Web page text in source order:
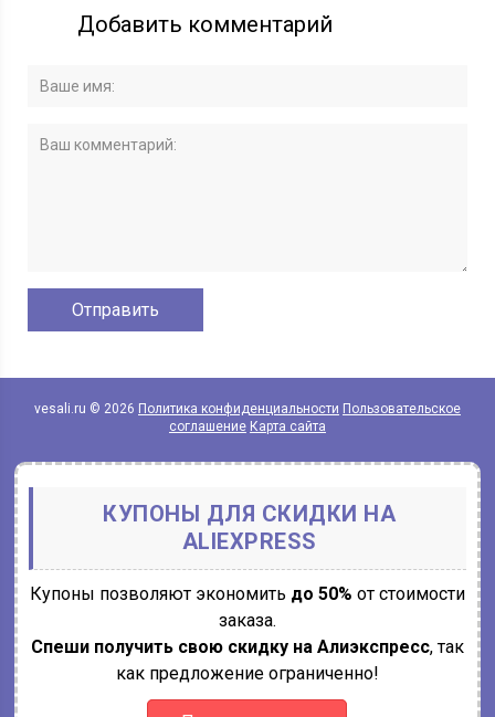
Добавить комментарий
vesali.ru © 2026 Политика конфиденциальности Пользовательское
соглашение Карта сайта
КУПОНЫ ДЛЯ СКИДКИ НА
ALIEXPRESS
Купоны позволяют экономить до 50% от стоимости
заказа.
Спеши получить свою скидку на Алиэкспресс, так
как предложение ограниченно!